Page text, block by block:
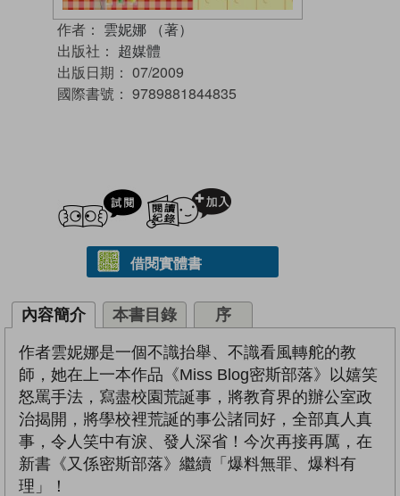
作者： 雲妮娜 （著）
出版社： 超媒體
出版日期： 07/2009
國際書號： 9789881844835
試閲
借閱實體書
內容簡介 本書目錄 序
作者雲妮娜是一個不識抬舉、不識看風轉舵的教
師，她在上一本作品《Miss Blog密斯部落》以嬉笑
怒罵手法，寫盡校園荒誕事，將教育界的辦公室政
治揭開，將學校裡荒誕的事公諸同好，全部真人真
事，令人笑中有淚、發人深省！今次再接再厲，在
新書《又係密斯部落》繼續「爆料無罪、爆料有
理」！